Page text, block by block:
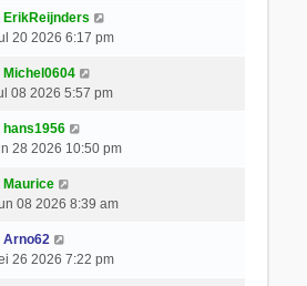
ErikReijnders
20 2026 6:17 pm
Michel0604
08 2026 5:57 pm
hans1956
28 2026 10:50 pm
Maurice
08 2026 8:39 am
Arno62
26 2026 7:22 pm